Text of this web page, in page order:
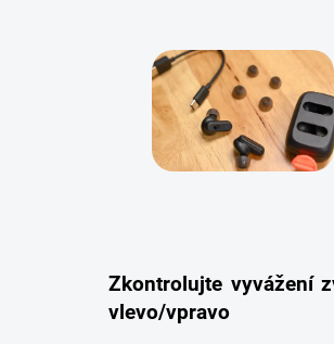
Zkontrolujte vyvážení
vlevo/vpravo